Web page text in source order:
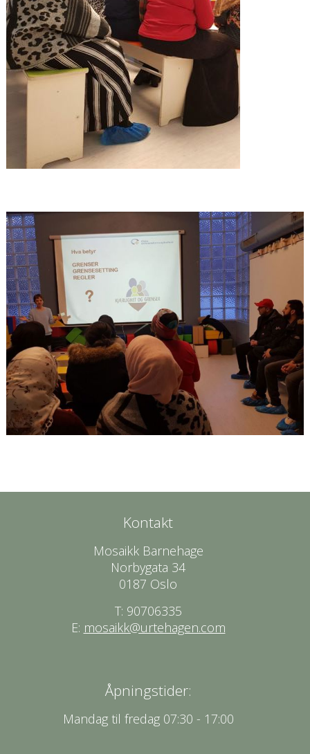
Kontakt
Mosaikk Barnehage
Norbygata 34
0187 Oslo
T: 90706335
E: mosaikk@urtehagen.com
Åpningstider:
Mandag til fredag 07:30 - 17:00